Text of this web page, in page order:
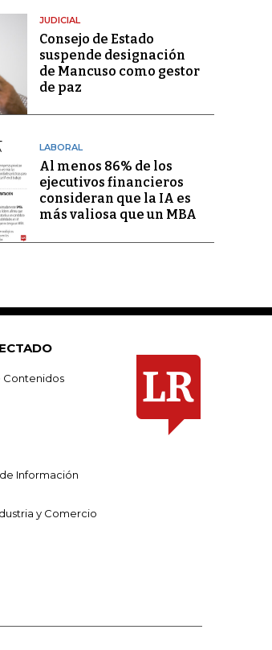
JUDICIAL
Consejo de Estado
suspende designación
de Mancuso como gestor
de paz
LABORAL
Al menos 86% de los
ejecutivos financieros
consideran que la IA es
más valiosa que un MBA
Contenidos
Información
y Comercio